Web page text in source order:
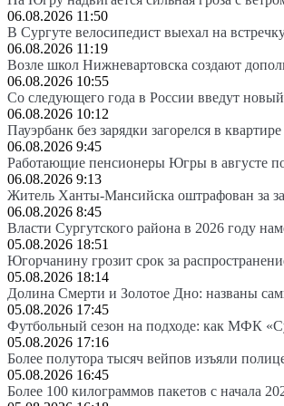
06.08.2026 11:50
В Сургуте велосипедист выехал на
06.08.2026 11:19
Возле школ Нижневартовска создают
06.08.2026 10:55
Со следующего года в России введут
06.08.2026 10:12
Пауэрбанк без зарядки загорелся в
06.08.2026 9:45
Работающие пенсионеры Югры в августе
06.08.2026 9:13
Житель Ханты-Мансийска оштрафован за
06.08.2026 8:45
Власти Сургутского района в 2026 году
05.08.2026 18:51
Югорчанину грозит срок за
05.08.2026 18:14
Долина Смерти и Золотое Дно: названы
05.08.2026 17:45
Футбольный сезон на подходе: как МФК
05.08.2026 17:16
Более полутора тысяч вейпов изъяли
05.08.2026 16:45
Более 100 килограммов пакетов с начала